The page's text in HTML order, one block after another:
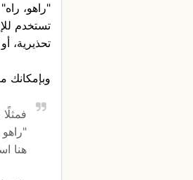
"راهو، راه"
تستخدم
تحذيرية،
وبإمكانك
هنا